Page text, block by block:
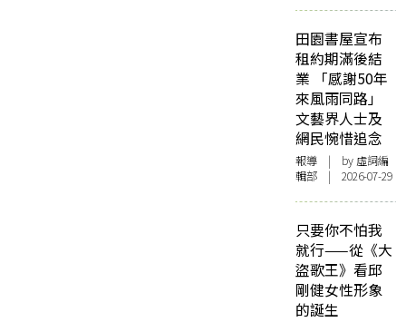
田園書屋宣布
租約期滿後結
業 「感謝50年
來風雨同路」
文藝界人士及
網民惋惜追念
報導 | by 虛詞編
輯部 | 2026-07-29
只要你不怕我
就行——從《大
盜歌王》看邱
剛健女性形象
的誕生